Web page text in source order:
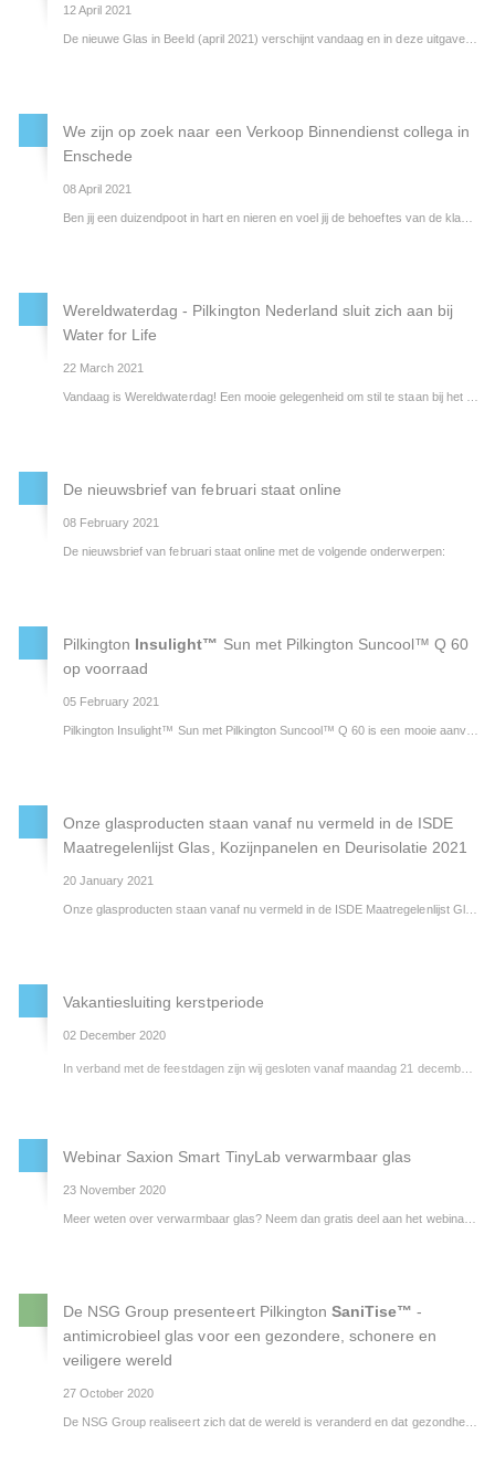
12 April 2021
De nieuwe Glas in Beeld (april 2021) verschijnt vandaag en in deze uitgave een mooi artikel over de slimme glasgevel van Pharos. Pilkington Nederland B.V. heeft het glas samengebouwd met ScreenLine van Pellini en de SmartWindow technologie van PHYSEE Technologies en Alkondor Hengelo heeft samen met PHYSEE voor de installatie van de slimme glasgevel gezorgd.
We zijn op zoek naar een Verkoop Binnendienst collega in
Enschede
08 April 2021
Ben jij een duizendpoot in hart en nieren en voel jij de behoeftes van de klant feilloos aan? Dan heeft Pilkington Nederland de perfecte uitdaging voor jou!
Wereldwaterdag - Pilkington Nederland sluit zich aan bij
Water for Life
22 March 2021
De nieuwsbrief van februari staat online
08 February 2021
De nieuwsbrief van februari staat online met de volgende onderwerpen:
Pilkington Insulight™ Sun met Pilkington Suncool™ Q 60
op voorraad
05 February 2021
Pilkington Insulight™ Sun met Pilkington Suncool™ Q 60 is een mooie aanvulling op het productportfolio zonwerende en warmtereflecterende beglazingen. Deze nieuwe beglazing onderscheidt zich onder andere door de ongekende hoge selectiviteit van 2,2. We hebben de 4 mm en de gelamineerde versie als veiligheidsglas in 44.2 op voorraad.
Onze glasproducten staan vanaf nu vermeld in de ISDE
Maatregelenlijst Glas, Kozijnpanelen en Deurisolatie 2021
20 January 2021
Onze glasproducten staan vanaf nu vermeld in de ISDE Maatregelenlijst Glas, Kozijnpanelen en Deurisolatie 2021! Via de ISDE (Investeringssubsidie duurzame energie en energiebesparing) kunt u makkelijk subsidie aanvragen en direct zien dat uw isolatieglas van Pilkington in aanmerking komt voor subsidie.
Vakantiesluiting kerstperiode
02 December 2020
In verband met de feestdagen zijn wij gesloten vanaf maandag 21 december 2020 tot en met vrijdag 1 januari 2021. Vanaf maandag 4 januari staan we u graag weer te woord.
Webinar Saxion Smart TinyLab verwarmbaar glas
23 November 2020
Meer weten over verwarmbaar glas? Neem dan gratis deel aan het webinar Saxion Smart Tinylab (14.00 - 15.30 uur) aanstaande donderdag 26 november. Namens Pilkington Nederland zal Marcel Ribberink, onze Research & Development Manager, gaan spreken.
De NSG Group presenteert Pilkington SaniTise™ -
antimicrobieel glas voor een gezondere, schonere en
veiligere wereld
27 October 2020
De NSG Group realiseert zich dat de wereld is veranderd en dat gezondheid en veiligheid voor iedereen op de eerste plaats staat. In reactie hierop presenteert de NSG Group haar nieuwste product: Pilkington